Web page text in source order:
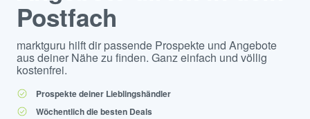
Postfach
marktguru hilft dir passende Prospekte und Angebote
aus deiner Nähe zu finden. Ganz einfach und völlig
kostenfrei.
Prospekte deiner Lieblingshändler
Wöchentlich die besten Deals